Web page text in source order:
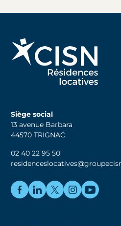
Siège social
13 avenue Barbara
44570 TRIGNAC
02 40 22 95 50